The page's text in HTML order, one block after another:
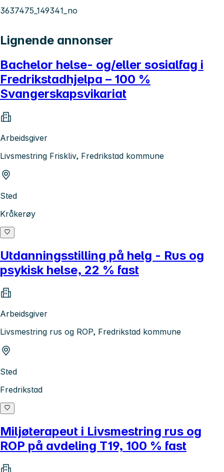
3637475_149341_no
Lignende annonser
Bachelor helse- og/eller sosialfag i
Fredrikstadhjelpa – 100 %
Svangerskapsvikariat
Arbeidsgiver
Livsmestring Friskliv, Fredrikstad kommune
Sted
Kråkerøy
Utdanningsstilling på helg - Rus og
psykisk helse, 22 % fast
Arbeidsgiver
Livsmestring rus og ROP, Fredrikstad kommune
Sted
Fredrikstad
Miljøterapeut i Livsmestring rus og
ROP på avdeling T19, 100 % fast